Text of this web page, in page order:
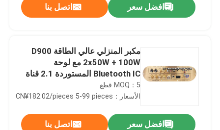
افضل سعر اتصل بنا
مكبر المنزلي عالي الطاقة D900
2x50W + 100W مع لوحة
Bluetooth IC المستوردة 2.1 قناة
MOQ：5 قطع
الأسعار：CN¥182.02/pieces 5-99 pieces
افضل سعر اتصل بنا